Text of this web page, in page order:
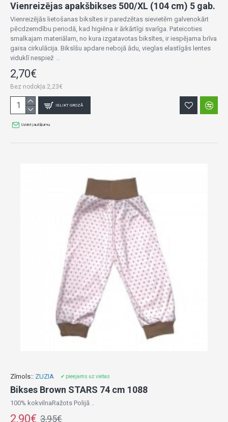
Vienreizējas apakšbikses 500/XL (104 cm) 5 gab.
Vienreizējās lietošanas biksītes ir paredzētas sievietēm galvenokārt
pēcdzemdību periodā, kad higiēna ir ārkārtīgi svarīga. Pateicoties
smalkajam materiālam, no kura izgatavotas biksītes, ir iespējama brīva
gaisa cirkulācija. Biksīšu apdare nebojā ādu, vieglas elastīgās lentes
viduklī nespiež ..
2,70€
Bez nodokļa:2,23€
IELIKT GROZĀ
Uzdot jautājumu
Zīmols:: ZUZIA ✔ pieejams uz vietas
Bikses Brown STARS 74 cm 1088
100% kokvilnaRažots Polijā ..
2,90€ 3,95€